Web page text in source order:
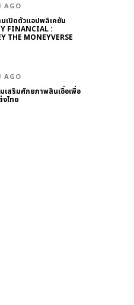
AGO
เปิดตัวแอปพลิเคชัน
FINANCIAL :
THE MONEYVERSE
AGO
เสริมศักยภาพสินเชื่อเพื่อ
ไทย